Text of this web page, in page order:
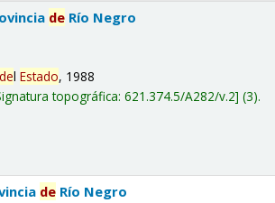
de Río Negro
delEstado, 1988
topográfica:621.374.5/A282/v.2 (3).
de Río Negro